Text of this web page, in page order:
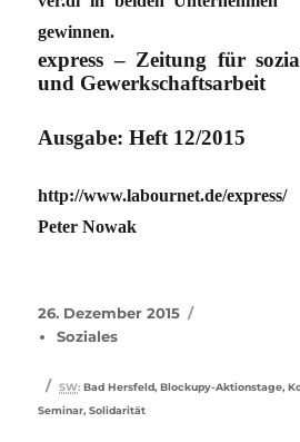
gewinnen.
express – Zeitung für
und Gewerkschaftsarbeit
Ausgabe: Heft 12/2015
http://www.labournet.de/express/
Peter Nowak
Veröffentlicht
am
26. Dezember 2015
Soziales
Schlagwörter
SW: Bad Hersfeld,Blockupy-Aktionstage,
Seminar,Solidarität